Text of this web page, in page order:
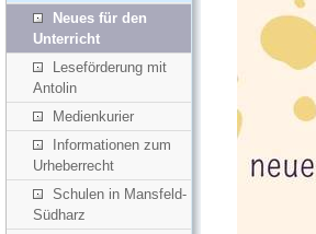
Neues für den
Unterricht
Leseförderung mit
Antolin
Medienkurier
Informationen zum
Urheberrecht
Schulen in Mansfeld-
Südharz